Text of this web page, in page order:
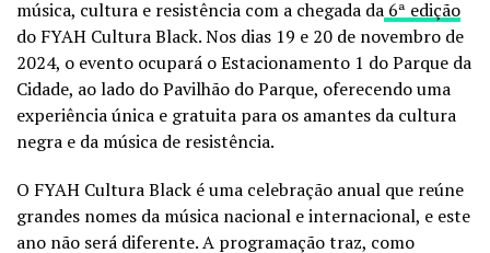
música, cultura e resistência com a chegada da 6ª edição
do FYAH Cultura Black. Nos dias 19 e 20 de novembro de
2024, o evento ocupará o Estacionamento 1 do Parque da
Cidade, ao lado do Pavilhão do Parque, oferecendo uma
experiência única e gratuita para os amantes da cultura
negra e da música de resistência.
O FYAH Cultura Black é uma celebração anual que reúne
grandes nomes da música nacional e internacional, e este
ano não será diferente. A programação traz, como